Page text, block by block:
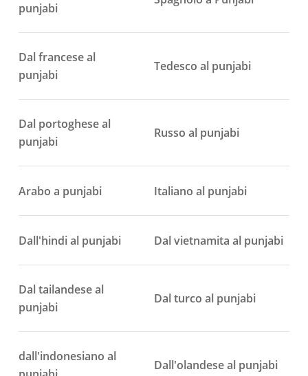
punjabi
Dal francese al
punjabi
Tedesco al punjabi
Dal portoghese al
punjabi
Russo al punjabi
Arabo a punjabi Italiano al punjabi
Dall'hindi al punjabi Dal vietnamita al punjabi
Dal tailandese al
punjabi
Dal turco al punjabi
dall'indonesiano al
Dall'olandese al punjabi